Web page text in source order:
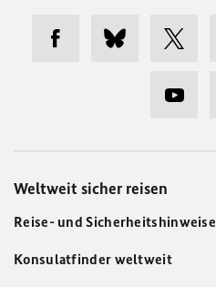
Weltweit sicher reisen
Reise- und Sicherheitshinweise
Konsulatfinder weltweit